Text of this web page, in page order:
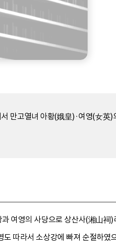
만고열녀 아황(娥皇)·여영(女
여영의 사당으로 상산사(湘山
따라서 소상강에 빠져 순절하